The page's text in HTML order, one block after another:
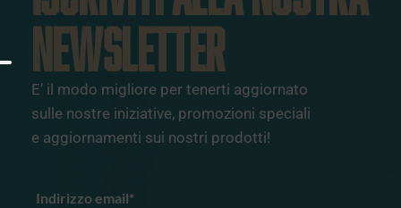
NEWSLETTER
E’ il modo migliore per tenerti aggiornato
sulle nostre iniziative, promozioni speciali
e aggiornamenti sui nostri prodotti!
Indirizzo email*